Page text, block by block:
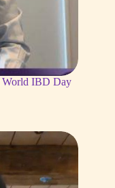
World IBD Day